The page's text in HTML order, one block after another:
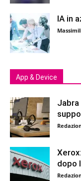
IA in
App & Device
Jabra
dopo